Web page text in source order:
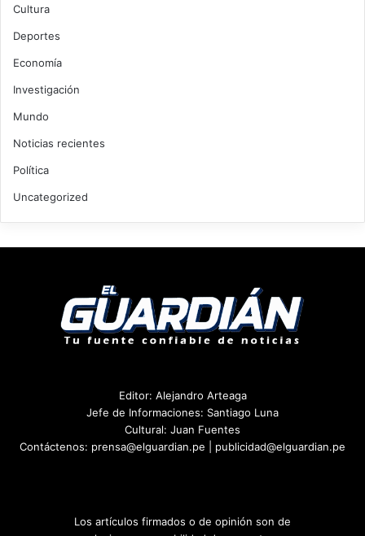
Cultura
Deportes
Economía
Investigación
Mundo
Noticias recientes
Política
Uncategorized
Editor: Alejandro Arteaga
Jefe de Informaciones: Santiago Luna
Cultural: Juan Fuentes
Contáctenos: prensa@elguardian.pe | publicidad@elguardian.pe
Los artículos firmados o de opinión son de